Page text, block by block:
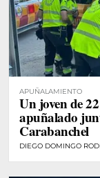
APUÑALAMIENTO
Un joven de
apuñalado
Carabanchel
DIEGO DOMINGO